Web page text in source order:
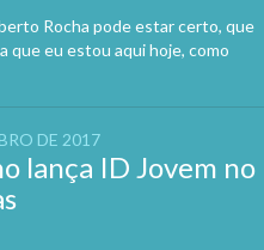
Rocha pode estar certo, que
que eu estou aqui hoje, como
DE 2017
lança ID Jovem no